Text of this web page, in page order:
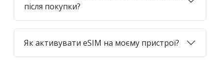
після покупки?
Як активувати eSIM на моєму пристрої?